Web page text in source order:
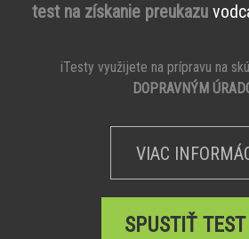
test na získanie preukazu
iTesty využijete na prípravu na
DOPRAVNÝM
VIAC
SPUSTIŤ TEST